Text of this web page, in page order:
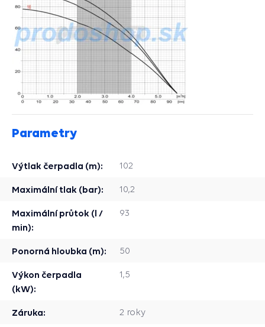
Parametry
Výtlak čerpadla (m): 102
Maximální tlak (bar): 10,2
Maximální průtok (l /
min):
93
Ponorná hloubka (m): 50
Výkon čerpadla
(kW):
1,5
Záruka: 2 roky